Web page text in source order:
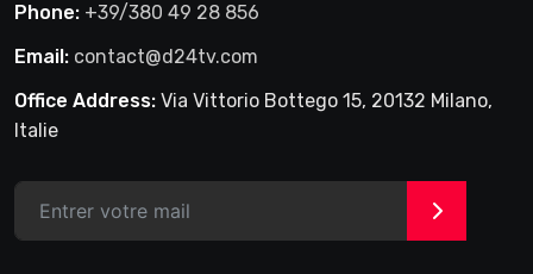
Phone: +39/380 49 28 856
Email: contact@d24tv.com
Office Address: Via Vittorio Bottego 15, 20132 Milano,
Italie
>